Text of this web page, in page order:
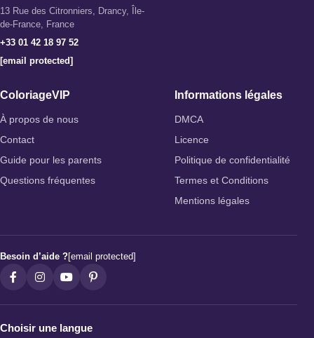
13 Rue des Citronniers, Drancy, Île-
de-France, France
+33 01 42 18 97 52
[email protected]
ColoriageVIP
À propos de nous
Contact
Guide pour les parents
Questions fréquentes
Informations légales
DMCA
Licence
Politique de confidentialité
Termes et Conditions
Mentions légales
Besoin d’aide ?[email protected]
Choisir une langue